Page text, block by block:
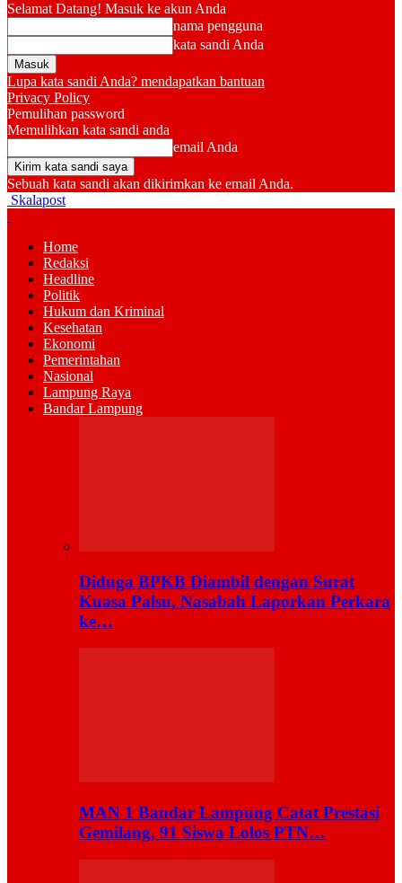
Selamat Datang! Masuk ke akun Anda
nama pengguna
kata sandi Anda
Lupa kata sandi Anda? mendapatkan bantuan
Privacy Policy
Pemulihan password
Memulihkan kata sandi anda
email Anda
Sebuah kata sandi akan dikirimkan ke email Anda.
Skalapost
Home
Redaksi
Headline
Politik
Hukum dan Kriminal
Kesehatan
Ekonomi
Pemerintahan
Nasional
Lampung Raya
Bandar Lampung
Diduga BPKB Diambil dengan Surat
Kuasa Palsu, Nasabah Laporkan Perkara
ke…
MAN 1 Bandar Lampung Catat Prestasi
Gemilang, 91 Siswa Lolos PTN…